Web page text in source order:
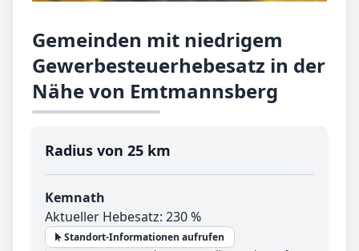
Gemeinden mit niedrigem
Gewerbesteuerhebesatz in der
Nähe von Emtmannsberg
Radius von 25 km
Kemnath
Aktueller Hebesatz: 230 %
Standort-Informationen aufrufen